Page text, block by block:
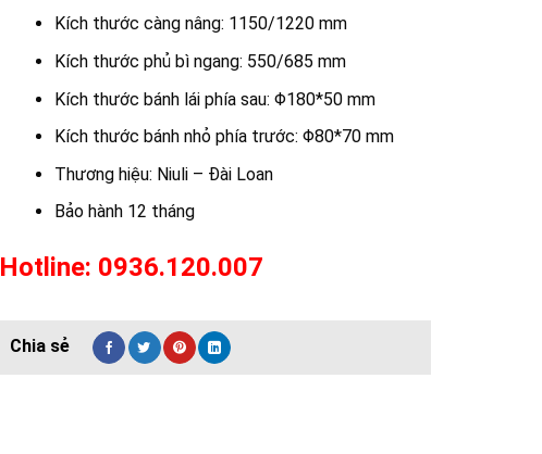
Kích thước càng nâng: 1150/1220 mm
Kích thước phủ bì ngang: 550/685 mm
Kích thước bánh lái phía sau: Φ180*50 mm
Kích thước bánh nhỏ phía trước: Φ80*70 mm
Thương hiệu: Niuli – Đài Loan
Bảo hành 12 tháng
Hotline: 0936.120.007